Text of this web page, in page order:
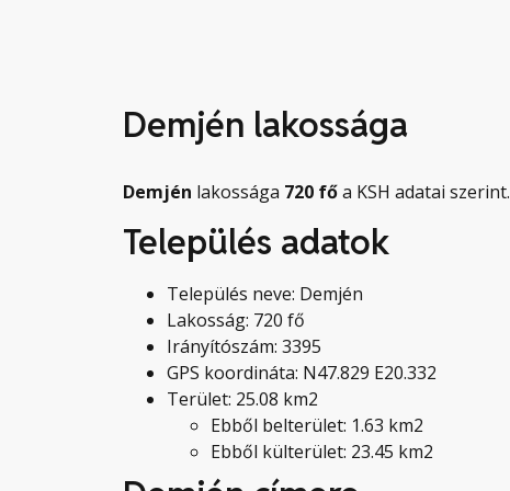
Demjén lakossága
Demjén lakossága 720 főa KSH adatai szerint.
Település adatok
Település neve: Demjén
Lakosság: 720 fő
Irányítószám: 3395
GPS koordináta: N47.829 E20.332
Terület: 25.08 km2
Ebből belterület: 1.63 km2
Ebből külterület: 23.45 km2